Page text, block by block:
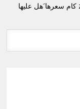
بطاريه انفينيكس zero 4plusx602 كام سعرها َهل عليها